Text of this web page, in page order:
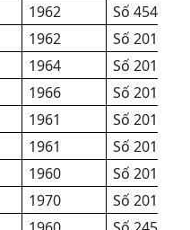
1962
Số 454/
1962
Số 201/
1964
Số 201/
1966
Số 201/
1961
Số 201/
1961
Số 201/
1960
Số 201/
1970
Số 201/